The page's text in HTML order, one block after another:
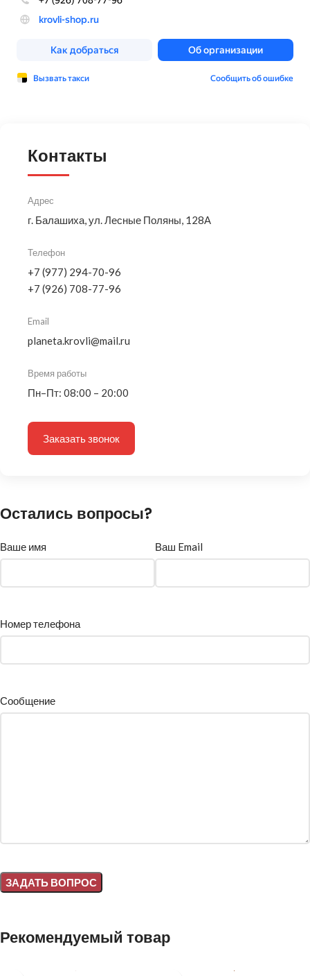
Контакты
Адрес
г. Балашиха, ул. Лесные Поляны, 128А
Телефон
+7 (977) 294-70-96
+7 (926) 708-77-96
Email
planeta.krovli@mail.ru
Время работы
Пн–Пт: 08:00 – 20:00
Заказать звонок
Остались вопросы?
Ваше имя Ваш Email
Номер телефона
Сообщение
Рекомендуемый товар